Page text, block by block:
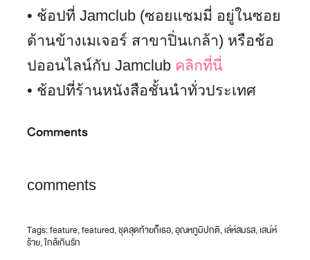
• ช้อปที่ Jamclub (ซอยแซมมี่ อยู่ในซอย
ด้านข้างเมเจอร์ สาขาปิ่นเกล้า) หรือช้อ
ปออนไลน์กับ Jamclub คลิกที่นี่
• ช้อปที่ร้านหนังสือชั้นนำทั่วประเทศ
Comments
comments
Tags:feature,featured,ชุดสุดท้ายก็เธอ,อุณหภูมิปกติ,เล่ห์สมรส,เสน่ห์
ร้าย,ใกล้เกินรัก